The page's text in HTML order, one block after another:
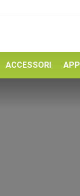
ACCESSORI APP